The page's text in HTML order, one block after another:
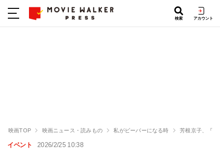
検索 アカウント
映画TOP 映画ニュース・読みもの 私がビーバーになる時 芳根京子、『
イベント 2026/2/25 10:38